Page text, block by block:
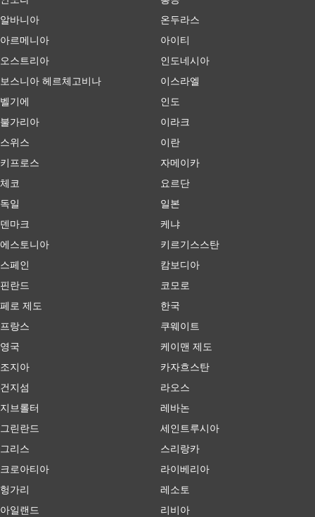
알바니아
아르메니아
오스트리아
보스니아 헤르체고비나
벨기에
불가리아
스위스
키프로스
체코
독일
덴마크
에스토니아
스페인
핀란드
페로 제도
프랑스
영국
조지아
건지섬
지브롤터
그린란드
그리스
크로아티아
헝가리
아일랜드
온두라스
아이티
인도네시아
이스라엘
인도
이라크
이란
자메이카
요르단
일본
케냐
키르기스스탄
캄보디아
코모로
한국
쿠웨이트
케이맨 제도
카자흐스탄
라오스
레바논
세인트루시아
스리랑카
라이베리아
레소토
리비아